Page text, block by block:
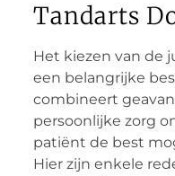
Tandarts
Het kiezen van de
een belangrijke
combineert
persoonlijke zorg
patiënt de best
Hier zijn enkele